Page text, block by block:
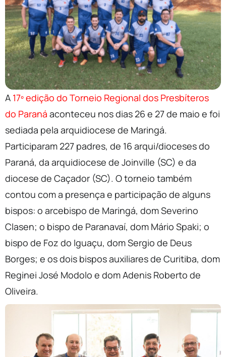
A 17º edição do Torneio Regional dos Presbíteros
do Paraná aconteceu nos dias 26 e 27 de maio e foi
sediada pela arquidiocese de Maringá.
Participaram 227 padres, de 16 arqui/dioceses do
Paraná, da arquidiocese de Joinville (SC) e da
diocese de Caçador (SC). O torneio também
contou com a presença e participação de alguns
bispos: o arcebispo de Maringá, dom Severino
Clasen; o bispo de Paranavaí, dom Mário Spaki; o
bispo de Foz do Iguaçu, dom Sergio de Deus
Borges; e os dois bispos auxiliares de Curitiba, dom
Reginei José Modolo e dom Adenis Roberto de
Oliveira.